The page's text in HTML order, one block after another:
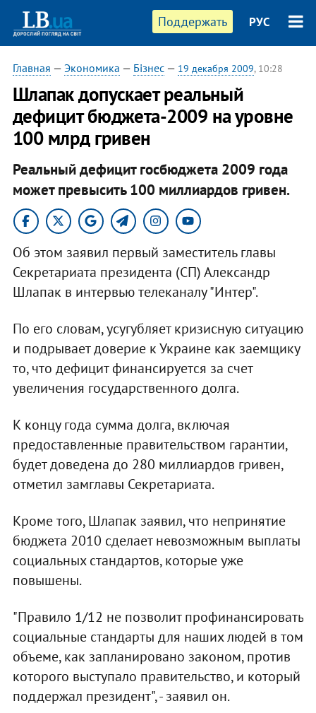
Поддержать РУС
Главная — Экономика — Бізнес— 19 декабря 2009, 10:28
Шлапак допускает реальный
дефицит бюджета-2009 на уровне
100 млрд гривен
Реальный дефицит госбюджета 2009 года
может превысить 100 миллиардов гривен.
Об этом заявил первый заместитель главы
Секретариата президента (СП) Александр
Шлапак в интервью телеканалу "Интер".
По его словам, усугубляет кризисную ситуацию
и подрывает доверие к Украине как заемщику
то, что дефицит финансируется за счет
увеличения государственного долга.
К концу года сумма долга, включая
предоставленные правительством гарантии,
будет доведена до 280 миллиардов гривен,
отметил замглавы Секретариата.
Кроме того, Шлапак заявил, что непринятие
бюджета 2010 сделает невозможным выплаты
социальных стандартов, которые уже
повышены.
"Правило 1/12 не позволит профинансировать
социальные стандарты для наших людей в том
объеме, как запланировано законом, против
которого выступало правительство, и который
поддержал президент", - заявил он.